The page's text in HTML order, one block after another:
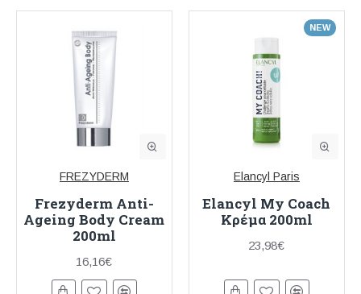
FREZYDERM
Frezyderm Anti-
Ageing Body Cream
200ml
16,16€
NEW
Elancyl Paris
Elancyl My Coach
Κρέμα 200ml
23,98€